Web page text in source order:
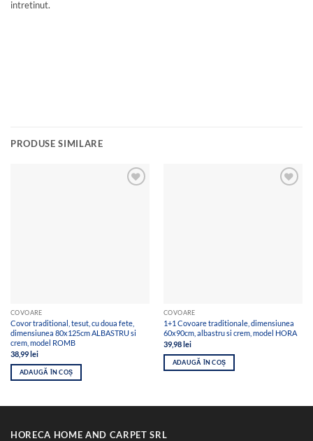
intretinut.
PRODUSE SIMILARE
COVOARE
Covor traditional, tesut, cu doua fete,
dimensiunea 80x125cm ALBASTRU si
crem, model ROMB
38,99lei
ADAUGĂ ÎN COȘ
COVOARE
1+1 Covoare traditionale, dimensiunea
60x90cm, albastru si crem, model HORA
39,98lei
ADAUGĂ ÎN COȘ
HORECA HOME AND CARPET SRL